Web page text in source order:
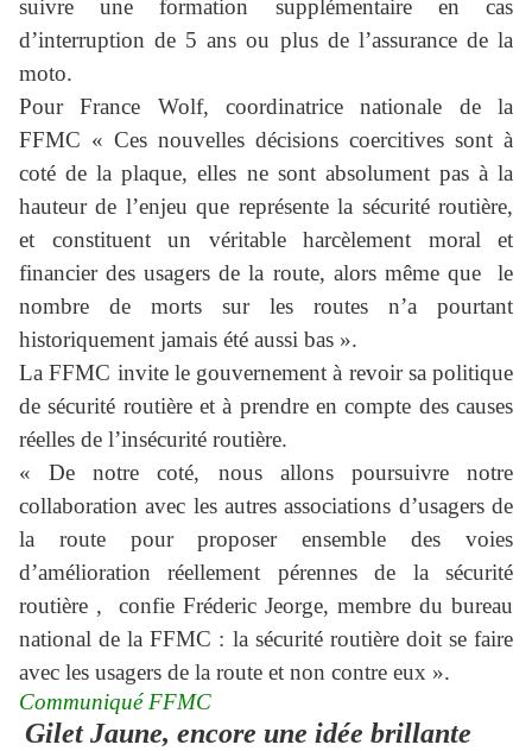
suivre une formation supplémentaire en cas
d’interruption de 5 ans ou plus de l’assurance de la
moto.
Pour France Wolf, coordinatrice nationale de la
FFMC « Ces nouvelles décisions coercitives sont à
coté de la plaque, elles ne sont absolument pas à la
hauteur de l’enjeu que représente la sécurité routière,
et constituent un véritable harcèlement moral et
financier des usagers de la route, alors même que
le
nombre de morts sur les routes n’a pourtant
historiquement jamais été aussi bas ».
La FFMC invite le gouvernement à revoir sa politique
de sécurité routière età prendre en compte des causes
réelles de l’insécurité routière.
« De notre coté, nous allons poursuivre notre
collaboration avec les autres associations d’usagers de
la route pour proposer ensemble des voies
d’amélioration réellement pérennes de la sécurité
routière ,
confie Fréderic Jeorge, membre du bureau
national de la FFMC : la sécurité routière doit se faire
avec les usagers de la route et non contre eux ».
Communiqué FFMC
Gilet Jaune, encore une idée brillante